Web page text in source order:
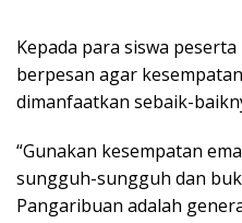
Kepada para siswa
berpesan agar
dimanfaatkan sebaik-
“Gunakan kesempatan
sungguh-sungguh dan
Pangaribuan adalah